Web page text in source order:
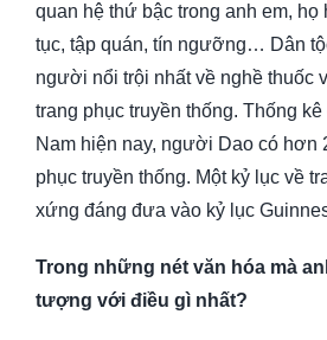
quan hệ thứ bậc trong anh em, họ
tục, tập quán, tín ngưỡng… Dân
người nổi trội nhất về nghề thuốc
trang phục truyền thống. Thống
Nam hiện nay, người Dao có hơn
phục truyền thống. Một kỷ lục về
xứng đáng đưa vào kỷ lục
Trong những nét văn hóa mà
tượng với điều gì nhất?